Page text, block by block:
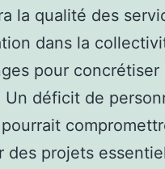
la qualité des
dans la
pour concrétiser
Un déficit de
des projets